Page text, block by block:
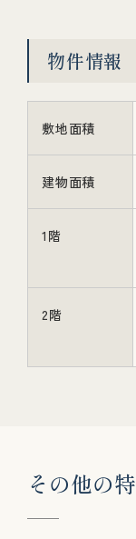
物件情報
敷地面積
建物面積
1階
2階
その他の特